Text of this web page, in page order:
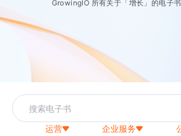
GrowingIO 所有关于「增长」的电子
运营 企业服务